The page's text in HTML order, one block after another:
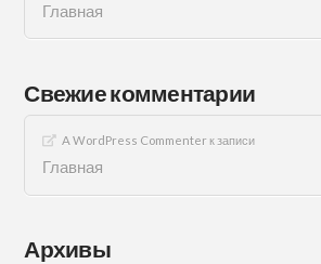
Главная
Свежие комментарии
A WordPress Commenterк записи
Главная
Архивы